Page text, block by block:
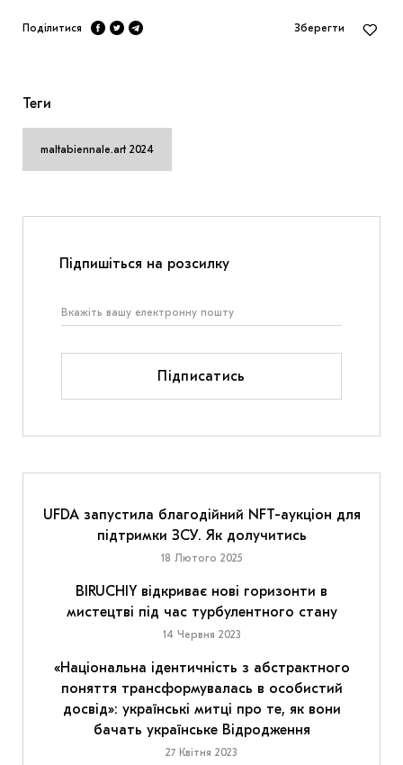
Поділитися Зберегти
Теги
maltabiennale.art 2024
Підпишіться на розсилку
Підписатись
UFDA запустила благодійний NFT-аукціон для
підтримки ЗСУ. Як долучитись
18 Лютого 2025
BIRUCHIY відкриває нові горизонти в
мистецтві під час турбулентного стану
14 Червня 2023
«Національна ідентичність з абстрактного
поняття трансформувалась в особистий
досвід»: українські митці про те, як вони
бачать українське Відродження
27 Квітня 2023